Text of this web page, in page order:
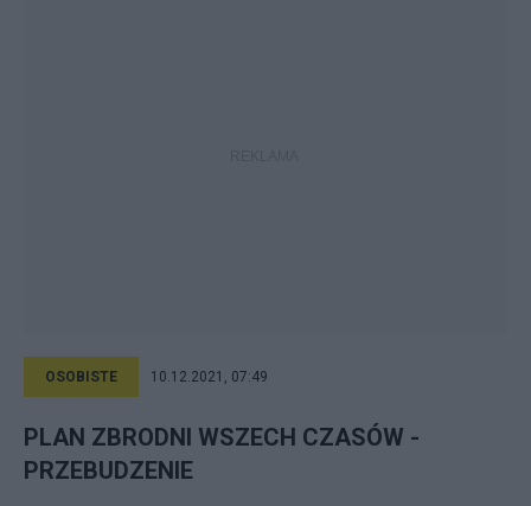
OSOBISTE 10.12.2021, 07:49
PLAN ZBRODNI WSZECH CZASÓW -
PRZEBUDZENIE